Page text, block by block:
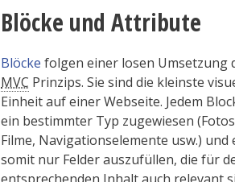
Blöcke und Attribute
Blöcke folgen einer losen Umsetzung
MVC Prinzips. Sie sind die kleinste
Einheit auf einer Webseite. Jedem
ein bestimmter Typ zugewiesen
Filme, Navigationselemente usw.) und
somit nur Felder auszufüllen, die für